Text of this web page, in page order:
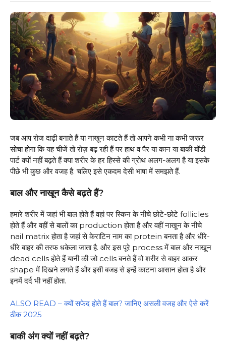
जब आप रोज दाढ़ी बनाते हैं या नाखून काटते हैं तो आपने कभी ना कभी जरूर
सोचा होगा कि यह चीजें तो रोज़ बढ़ रही हैं पर हाथ व पैर या कान या बाकी बॉडी
पार्ट क्यों नहीं बढ़ते हैं क्या शरीर के हर हिस्से की ग्रोथ अलग-अलग है या इसके
पीछे भी कुछ और वजह है. चलिए इसे एकदम देसी भाषा में समझते हैं.
बाल और नाखून कैसे बढ़ते हैं?
हमारे शरीर में जहां भी बाल होते हैं वहां पर स्किन के नीचे छोटे-छोटे follicles
होते हैं और वहीं से बालों का production होता है और वहीं नाखून के नीचे
nail matrix होता है जहां से केराटिन नाम का protein बनता है और धीरे-
धीरे बाहर की तरफ धकेला जाता है. और इस पूरे process में बाल और नाखून
dead cells होते हैं यानी की जो cells बनते हैं वो शरीर से बाहर आकर
shape में दिखने लगते हैं और इसी बजह से इन्हें काटना आसान होता है और
इनमें दर्द भी नहीं होता.
ALSO READ – क्यों सफेद होते हैं बाल? जानिए असली वजह और ऐसे करें
ठीक 2025
बाकी अंग क्यों नहीं बढ़ते?